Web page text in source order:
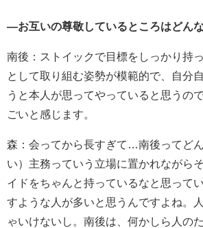
―お互いの尊敬しているところはどん
南後：ストイックで目標をしっかり持
として取り組む姿勢が模範的で、自分
うと本人が思ってやっていると思うの
ごいと感じます。
森：会ってから長すぎて…南後ってど
い）主務っていう立場に置かれながら
イドをちゃんと持っているなと思って
すような人が多いと思うんですよね。
ゃいけないし。南後は、何かしら人の